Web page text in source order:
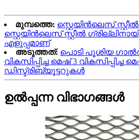
മുമ്പത്തെ: സ്റ്റെയിൻലെസ്
സ്റ്റെയിൻലെസ് സ്റ്റീൽ
എളുപ്പമാണ്
അടുത്തത്: പൊടി പൂശിയ
വികസിപ്പിച്ച മെഷ് 3 വികസിപ്പിച്ച
ഡിസ്ട്രിബ്യൂട്ടറുകൾ
ഉൽപ്പന്ന വിഭാഗങ്ങൾ